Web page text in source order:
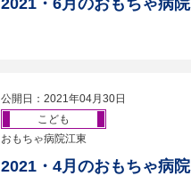
2021・6月のおもちゃ病院
公開日：2021年04月30日
こども
おもちゃ病院江東
2021・4月のおもちゃ病院